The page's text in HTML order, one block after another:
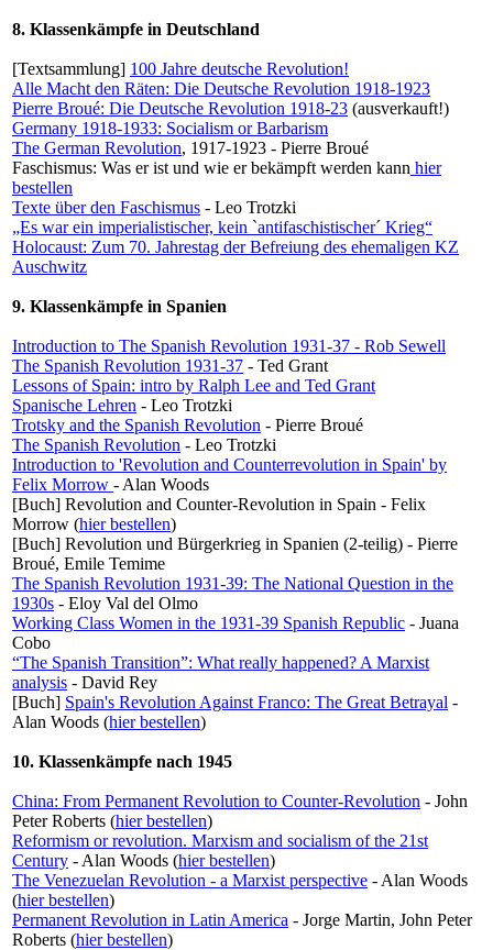
8. Klassenkämpfe in Deutschland
[Textsammlung] 100 Jahre deutsche Revolution!
Alle Macht den Räten: Die Deutsche Revolution 1918-1923
Pierre Broué: Die Deutsche Revolution 1918-23 (ausverkauft!)
Germany 1918-1933: Socialism or Barbarism
The German Revolution, 1917-1923 - Pierre Broué
Faschismus: Was er ist und wie er bekämpft werden kann hier
bestellen
Texte über den Faschismus - Leo Trotzki
„Es war ein imperialistischer, kein `antifaschistischer´ Krieg“
Holocaust: Zum 70. Jahrestag der Befreiung des ehemaligen KZ
Auschwitz
9. Klassenkämpfe in Spanien
Introduction to The Spanish Revolution 1931-37 - Rob Sewell
The Spanish Revolution 1931-37 - Ted Grant
Lessons of Spain: intro by Ralph Lee and Ted Grant
Spanische Lehren - Leo Trotzki
Trotsky and the Spanish Revolution - Pierre Broué
The Spanish Revolution - Leo Trotzki
Introduction to 'Revolution and Counterrevolution in Spain' by
Felix Morrow - Alan Woods
[Buch] Revolution and Counter-Revolution in Spain - Felix
Morrow (hier bestellen)
[Buch] Revolution und Bürgerkrieg in Spanien (2-teilig) - Pierre
Broué, Emile Temime
The Spanish Revolution 1931-39: The National Question in the
1930s - Eloy Val del Olmo
Working Class Women in the 1931-39 Spanish Republic - Juana
Cobo
“The Spanish Transition”: What really happened? A Marxist
analysis - David Rey
[Buch] Spain's Revolution Against Franco: The Great Betrayal -
Alan Woods (hier bestellen)
10. Klassenkämpfe nach 1945
China: From Permanent Revolution to Counter-Revolution - John
Peter Roberts (hier bestellen)
Reformism or revolution. Marxism and socialism of the 21st
Century - Alan Woods (hier bestellen)
The Venezuelan Revolution - a Marxist perspective - Alan Woods
(hier bestellen)
Permanent Revolution in Latin America - Jorge Martin, John Peter
Roberts (hier bestellen)